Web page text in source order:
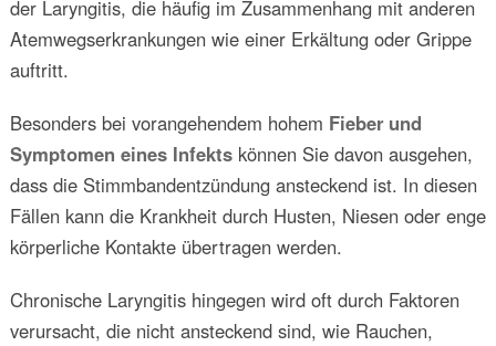
der Laryngitis, die häufig im Zusammenhang mit anderen
Atemwegserkrankungen wie einer Erkältung oder Grippe
auftritt.
Besonders bei vorangehendem hohem Fieber und
Symptomen eines Infektskönnen Sie davon ausgehen,
dass die Stimmbandentzündung ansteckend ist. In diesen
Fällen kann die Krankheit durch Husten, Niesen oder enge
körperliche Kontakte übertragen werden.
Chronische Laryngitis hingegen wird oft durch Faktoren
verursacht, die nicht ansteckend sind, wie Rauchen,